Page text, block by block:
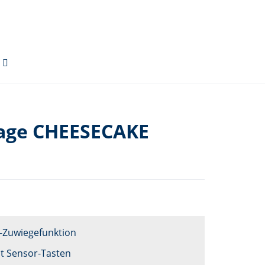
CHEESECAKE
Zuwiegefunktion
Sensor-Tasten